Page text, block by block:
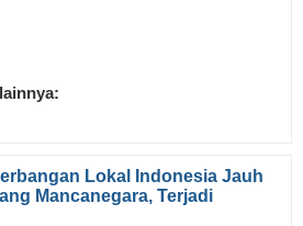
Lokal Indonesia Jauh
Mancanegara, Terjadi